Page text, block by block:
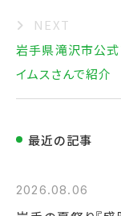
NEXT
岩手県滝沢市公式
イムスさんで紹介
最近の記事
2026.08.06